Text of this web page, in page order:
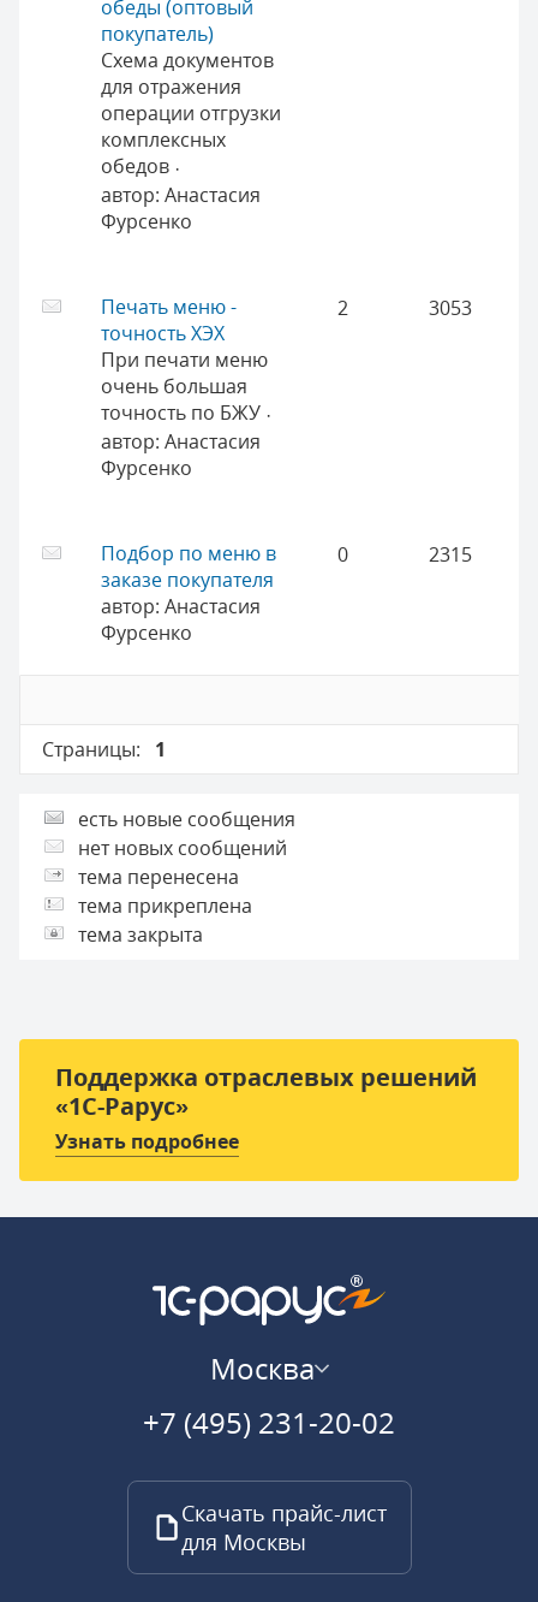
обеды (оптовый
покупатель)
Схема документов
для отражения
операции отгрузки
комплексных
обедов ·
автор: Анастасия
Фурсенко
Печать меню -
точность ХЭХ
При печати меню
очень большая
точность по БЖУ ·
автор: Анастасия
Фурсенко
2 3053
Подбор по меню в
заказе покупателя
автор: Анастасия
Фурсенко
0 2315
Страницы: 1
есть новые сообщения
нет новых сообщений
тема перенесена
тема прикреплена
тема закрыта
Поддержка отраслевых решений
«1С-Рарус»
Узнать подробнее
Москва
+7 (495) 231-20-02
Скачать прайс-лист
для Москвы